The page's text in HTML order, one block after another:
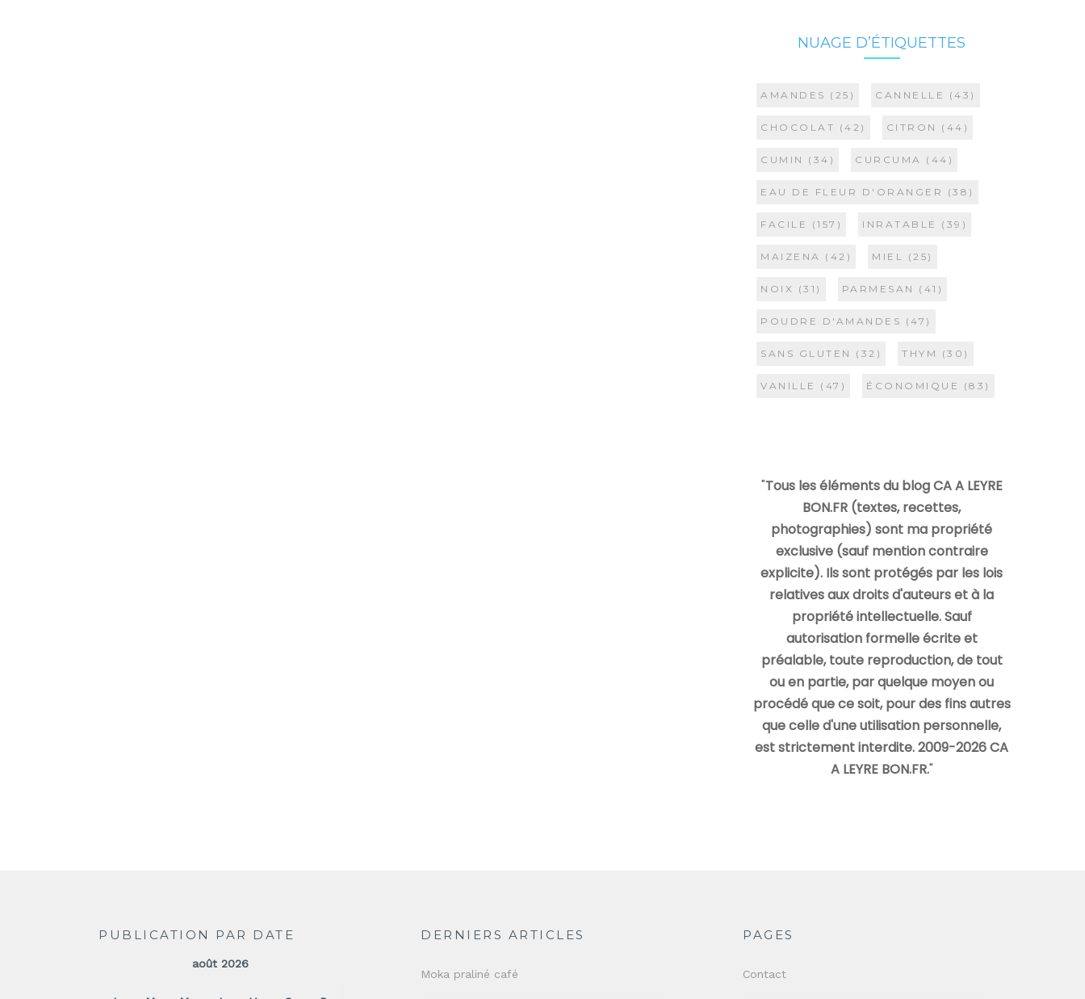
NUAGE D’ÉTIQUETTES
AMANDES (25) CANNELLE (43)
CHOCOLAT (42) CITRON (44)
CUMIN (34) CURCUMA (44)
EAU DE FLEUR D'ORANGER (38)
FACILE (157) INRATABLE (39)
MAIZENA (42) MIEL (25)
NOIX (31) PARMESAN (41)
POUDRE D'AMANDES (47)
SANS GLUTEN (32) THYM (30)
VANILLE (47) ÉCONOMIQUE (83)
"Tous les éléments du blog CA A LEYRE
BON.FR (textes, recettes,
photographies) sont ma propriété
exclusive (sauf mention contraire
explicite). Ils sont protégés par les lois
relatives aux droits d'auteurs et à la
propriété intellectuelle. Sauf
autorisation formelle écrite et
préalable, toute reproduction, de tout
ou en partie, par quelque moyen ou
procédé que ce soit, pour des fins autres
que celle d'une utilisation personnelle,
est strictement interdite. 2009-2026 CA
A LEYRE BON.FR."
PUBLICATION PAR DATE
août 2026
DERNIERS ARTICLES
Moka praliné café
PAGES
Contact